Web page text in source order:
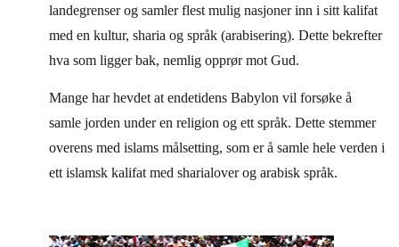
landegrenser og samler flest mulig nasjoner inn i sitt kalifat
med en kultur, sharia og språk (arabisering). Dette bekrefter
hva som ligger bak, nemlig opprør mot Gud.
Mange har hevdet at endetidens Babylon vil forsøke å
samle jorden under en religion og ett språk. Dette stemmer
overens med islams målsetting, som er å samle hele verden i
ett islamsk kalifat med sharialover og arabisk språk.